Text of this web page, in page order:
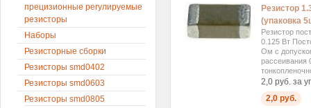
Резистор
(упаковка
Резистор
0.125 Вт
Ом с
рассеивания
2,0 руб. за
2,0 руб.
прецизионные регулируемые
резисторы
Наборы
Резисторные сборки
Резисторы smd0402
Резисторы smd0603
Резисторы smd0805